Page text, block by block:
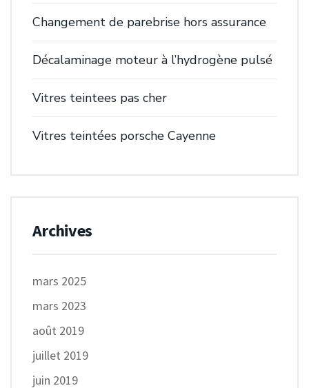
Changement de parebrise hors assurance
Décalaminage moteur à l’hydrogène pulsé
Vitres teintees pas cher
Vitres teintées porsche Cayenne
Archives
mars 2025
mars 2023
août 2019
juillet 2019
juin 2019